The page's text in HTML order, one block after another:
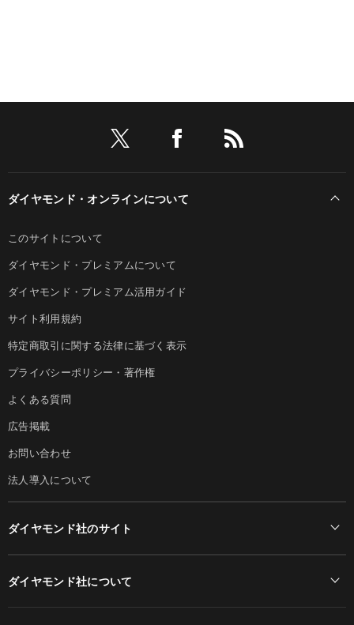
ダイヤモンド・オンラインについて
このサイトについて
ダイヤモンド・プレミアムについて
ダイヤモンド・プレミアム活用ガイド
サイト利用規約
特定商取引に関する法律に基づく表示
プライバシーポリシー・著作権
よくある質問
広告掲載
お問い合わせ
法人導入について
ダイヤモンド社のサイト
ダイヤモンド社について